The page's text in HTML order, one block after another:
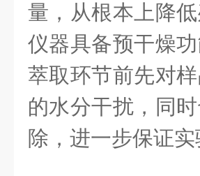
量，从根本上降
仪器具备预干燥
萃取环节前先对
的水分干扰，同
除，进一步保证